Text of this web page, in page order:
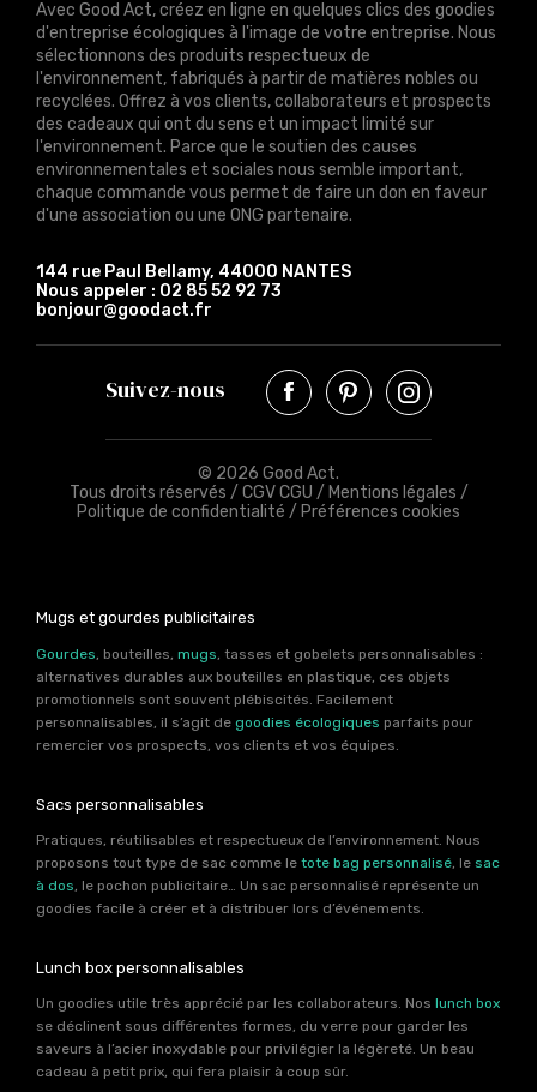
Avec Good Act, créez en ligne en quelques clics des goodies
d'entreprise écologiques à l'image de votre entreprise. Nous
sélectionnons des produits respectueux de
l'environnement, fabriqués à partir de matières nobles ou
recyclées. Offrez à vos clients, collaborateurs et prospects
des cadeaux qui ont du sens et un impact limité sur
l'environnement. Parce que le soutien des causes
environnementales et sociales nous semble important,
chaque commande vous permet de faire un don en faveur
d'une association ou une ONG partenaire.
144 rue Paul Bellamy, 44000 NANTES
Nous appeler : 02 85 52 92 73
bonjour@goodact.fr
Suivez-nous
© 2026 Good Act.
Tous droits réservés / CGV CGU / Mentions légales /
Politique de confidentialité / Préférences cookies
Mugs et gourdes publicitaires
Gourdes , bouteilles, mugs , tasses et gobelets personnalisables :
alternatives durables aux bouteilles en plastique, ces objets
promotionnels sont souvent plébiscités. Facilement
personnalisables, il s’agit de goodies écologiques parfaits pour
remercier vos prospects, vos clients et vos équipes.
Sacs personnalisables
Pratiques, réutilisables et respectueux de l’environnement. Nous
proposons tout type de sac comme le tote bag personnalisé, le sac
à dos, le pochon publicitaire… Un sac personnalisé représente un
goodies facile à créer et à distribuer lors d’événements.
Lunch box personnalisables
Un goodies utile très apprécié par les collaborateurs. Nos lunch box
se déclinent sous différentes formes, du verre pour garder les
saveurs à l’acier inoxydable pour privilégier la légèreté. Un beau
cadeau à petit prix, qui fera plaisir à coup sûr.